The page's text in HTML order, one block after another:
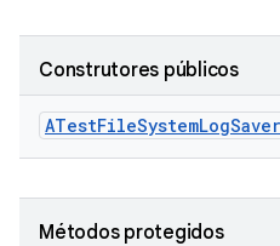
Construtores públicos
ATestFileSystemLogSaver
Métodos protegidos